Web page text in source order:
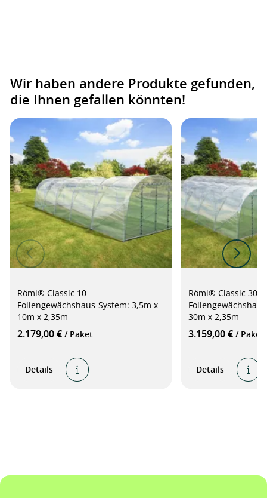
Wir haben andere Produkte gefunden,
die Ihnen gefallen könnten!
Römi® Classic 10
Foliengewächshaus-System: 3,5m x
10m x 2,35m
2.179,00 € / Paket
Details
Römi® Classic 30
30m x 2,35m
3.159,00 € / Paket
Details